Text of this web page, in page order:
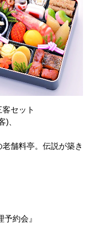
セット
)、
舗料亭。伝説が築き
約会』